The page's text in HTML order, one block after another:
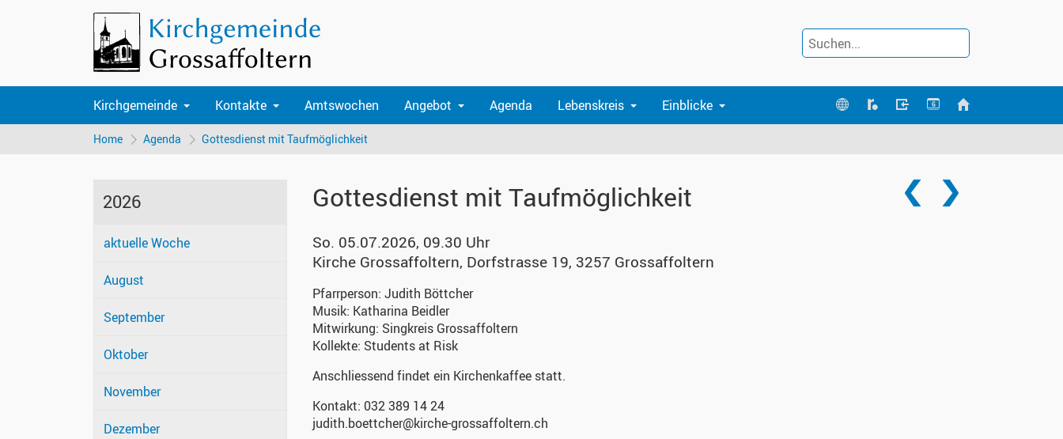
6
Kirchgemeinde Kontakte Amtswochen Angebot Agenda Lebenskreis Einblicke
Home Agenda Gottesdienst mit Taufmöglichkeit
2026
aktuelle Woche
August
September
Oktober
November
Dezember
Gottesdienst mit Taufmöglichkeit
So. 05.07.2026, 09.30 Uhr
Kirche Grossaffoltern, Dorfstrasse 19, 3257 Grossaffoltern
Pfarrperson: Judith Böttcher
Musik: Katharina Beidler
Mitwirkung: Singkreis Grossaffoltern
Kollekte: Students at Risk
Anschliessend findet ein Kirchenkaffee statt.
Kontakt: 032 389 14 24
judith.boettcher@kirche-grossaffoltern.ch